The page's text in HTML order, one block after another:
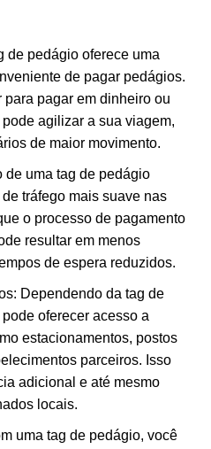
de pedágio oferece uma
de pagar pedágios.
pagar em dinheiro ou
agilizar a sua viagem,
de maior movimento.
de uma tag de pedágio
tráfego mais suave nas
o processo de pagamento
resultar em menos
de espera reduzidos.
Dependendo da tag de
oferecer acesso a
estacionamentos, postos
parceiros. Isso
adicional e até mesmo
locais.
uma tag de pedágio, você